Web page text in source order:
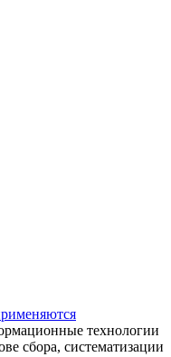
технологии
сбора, систематизации